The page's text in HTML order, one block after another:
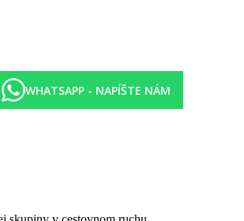
WHATSAPP - NAPÍŠTE NÁM